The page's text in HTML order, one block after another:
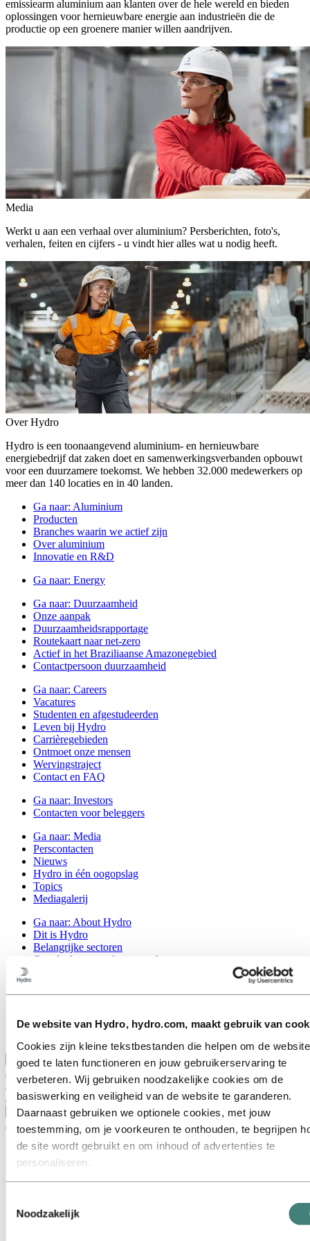
De website van Hydro, hydro.com, maakt gebruik van
Cookies zijn kleine tekstbestanden die helpen om de website
goed te laten functioneren en jouw gebruikerservaring te
verbeteren. Wij gebruiken noodzakelijke cookies om de
basiswerking en veiligheid van de website te garanderen.
Daarnaast gebruiken we optionele cookies, met jouw
toestemming, om je voorkeuren te onthouden, te begrijpen
de site wordt gebruikt en om inhoud of advertenties te
personaliseren.
advertenties. Deze derden kunnen informatie die zij via jouw
gebruik van onze website verzamelen, combineren met
Noodzakelijk
emissiearm aluminium aan klanten over de hele wereld en bieden
oplossingen voor hernieuwbare energie aan industrieën die de
productie op een groenere manier willen aandrijven.
Media
Werkt u aan een verhaal over aluminium? Persberichten, foto's,
verhalen, feiten en cijfers - u vindt hier alles wat u nodig heeft.
Over Hydro
Hydro is een toonaangevend aluminium- en hernieuwbare
energiebedrijf dat zaken doet en samenwerkingsverbanden opbouwt
voor een duurzamere toekomst. We hebben 32.000 medewerkers op
meer dan 140 locaties en in 40 landen.
Ga naar: Aluminium
Producten
Branches waarin we actief zijn
Over aluminium
Innovatie en R&D
Ga naar: Energy
Ga naar: Duurzaamheid
Onze aanpak
Duurzaamheidsrapportage
Routekaart naar net-zero
Actief in het Braziliaanse Amazonegebied
Contactpersoon duurzaamheid
Ga naar: Careers
Vacatures
Studenten en afgestudeerden
Leven bij Hydro
Carrièregebieden
Ontmoet onze mensen
Wervingstraject
Contact en FAQ
Ga naar: Investors
Contacten voor beleggers
Ga naar: Media
Perscontacten
Nieuws
Hydro in één oogopslag
Topics
Mediagalerij
Ga naar: About Hydro
Dit is Hydro
Belangrijke sectoren
Ons doel en onze kernwaarden
België
Inkoop
Terug naar hoofdmenu
Sluiten